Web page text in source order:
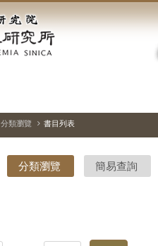
分類瀏覽 書目列表
分類瀏覽 簡易查詢